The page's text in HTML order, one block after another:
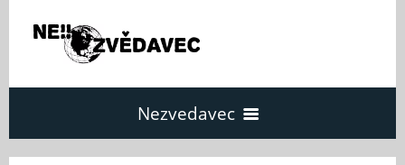
Nezvedavec